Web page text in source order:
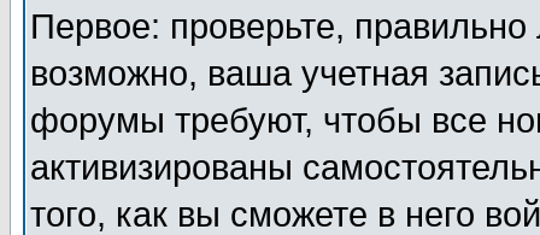
Первое: проверьте,
возможно, ваша учетная
форумы требуют, чтобы все
активизированы
того, как вы сможете в него